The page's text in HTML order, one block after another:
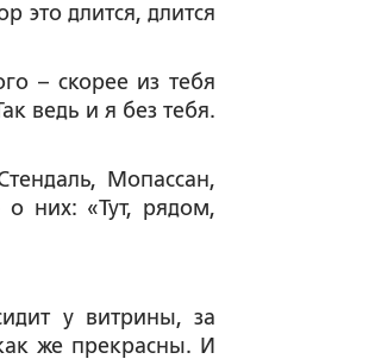
это длится, длится
– скорее из тебя
ведь и я без тебя.
Мопассан,
них: «Тут, рядом,
у витрины, за
же прекрасны. И